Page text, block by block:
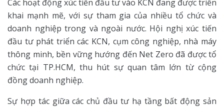
Các hoạt động xúc tiến đầu tư vào KCN đang được triển
khai mạnh mẽ, với sự tham gia của nhiều tổ chức và
doanh nghiệp trong và ngoài nước. Hội nghị xúc tiến
đầu tư phát triển các KCN, cụm công nghiệp, nhà máy
thông minh, bền vững hướng đến Net Zero đã được tổ
chức tại TP.HCM, thu hút sự quan tâm lớn từ cộng
đồng doanh nghiệp.
Sự hợp tác giữa các chủ đầu tư hạ tầng bất động sản